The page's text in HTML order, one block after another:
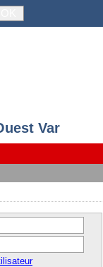
Var